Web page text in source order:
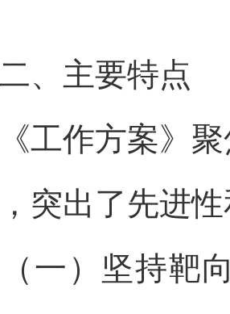
主要特点
作方案》聚
突出了先进
）坚持靶向